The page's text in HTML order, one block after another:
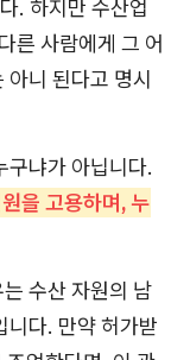
. 하지만 수산업
른 사람에게 그 어
아니 된다고 명시
구냐가 아닙니다.
을 고용하며, 누
수산 자원의 남
니다. 만약 허가받